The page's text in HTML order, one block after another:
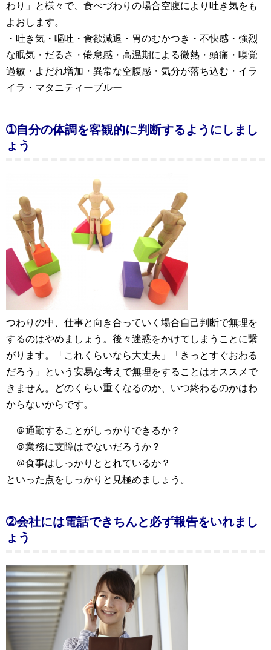
わり」と様々で、食べづわりの場合空腹により吐き気をも
よおします。
・吐き気・嘔吐・食欲減退・胃のむかつき・不快感・強烈
な眠気・だるさ・倦怠感・高温期による微熱・頭痛・嗅覚
過敏・よだれ増加・異常な空腹感・気分が落ち込む・イラ
イラ・マタニティーブルー
➀自分の体調を客観的に判断するようにしまし
ょう
つわりの中、仕事と向き合っていく場合自己判断で無理を
するのはやめましょう。後々迷惑をかけてしまうことに繋
がります。「これくらいなら大丈夫」「きっとすぐおわる
だろう」という安易な考えで無理をすることはオススメで
きません。どのくらい重くなるのか、いつ終わるのかはわ
からないからです。
＠通勤することがしっかりできるか？
＠業務に支障はでないだろうか？
＠食事はしっかりととれているか？
といった点をしっかりと見極めましょう。
➁会社には電話できちんと必ず報告をいれまし
ょう